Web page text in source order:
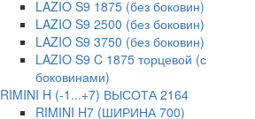
LAZIO S9 1875 (без боковин)
LAZIO S9 2500 (без боковин)
LAZIO S9 3750 (без боковин)
LAZIO S9 C 1875 торцевой (с
боковинами)
RIMINI H (-1...+7) ВЫСОТА 2164
RIMINI H7 (ШИРИНА 700)